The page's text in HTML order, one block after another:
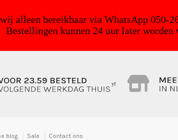
alleen bereikbaar via WhatsApp 050-
Bestellingen kunnen 24 uur later worden
yf
blog Sale Contact ons